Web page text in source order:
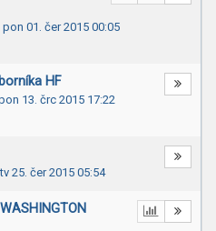
pon 01. čer 2015 00:05
HF
13. črc 2015 17:22
25. čer 2015 05:54